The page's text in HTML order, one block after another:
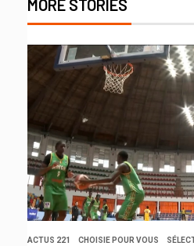
MORE STORIES
ACTUS 221 CHOISIE POUR VOUS